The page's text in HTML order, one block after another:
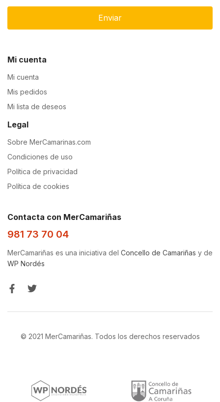
Enviar
Mi cuenta
Mi cuenta
Mis pedidos
Mi lista de deseos
Legal
Sobre MerCamarinas.com
Condiciones de uso
Política de privacidad
Política de cookies
Contacta con MerCamariñas
981 73 70 04
MerCamariñas es una iniciativa del Concello de Camariñas y de
WP Nordés
© 2021 MerCamariñas. Todos los derechos reservados